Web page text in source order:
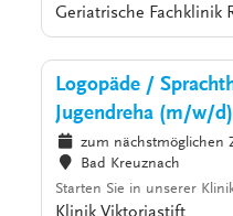
Geriatrische Fachklinik
Logopäde /
Jugendreha (m/w/d)
zum nächstmöglichen
Bad Kreuznach
Starten Sie in unserer